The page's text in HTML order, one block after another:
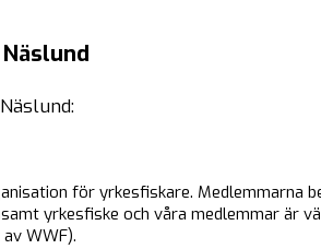
för yrkesfiskare. Medlemmarna
yrkesfiske och våra medlemmar är
WWF).